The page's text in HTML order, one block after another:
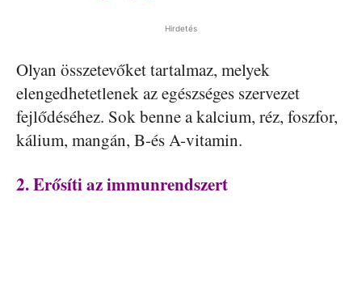
Hirdetés
Olyan összetevőket tartalmaz, melyek
elengedhetetlenek az egészséges szervezet
fejlődéséhez. Sok benne a kalcium, réz, foszfor,
kálium, mangán, B-és A-vitamin.
2. Erősíti az immunrendszert